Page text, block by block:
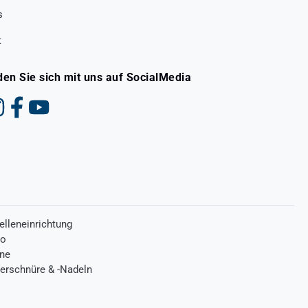
& -Nadeln
Sie sich mit uns auf SocialMedia